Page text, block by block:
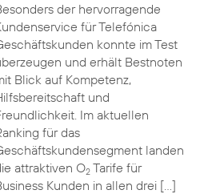
der hervorragende
für Telefónica
konnte im Test
und erhält Bestnoten
Blick auf Kompetenz,
und
Im aktuellen
für das
landen
attraktiven O2Tarife für
Kunden in allen drei […]